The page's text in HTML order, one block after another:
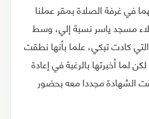
في غرفة الصلاة بمقر عملنا
مسجد ياسر نسبة إلي، وسط
كادت تبكي، علما بأنها نطقت
لما أخبرتها بالرغبة في إعادة
مجددا معه بحضور